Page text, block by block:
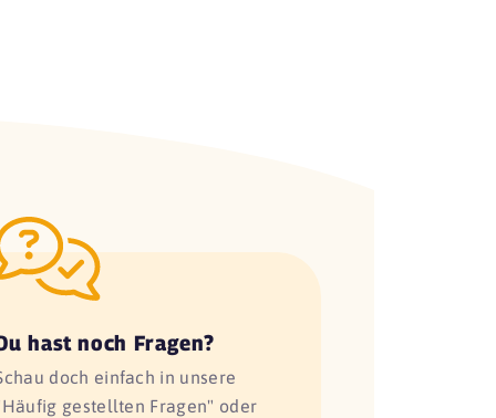
hast noch Fragen?
doch einfach in unsere
gestellten Fragen" oder